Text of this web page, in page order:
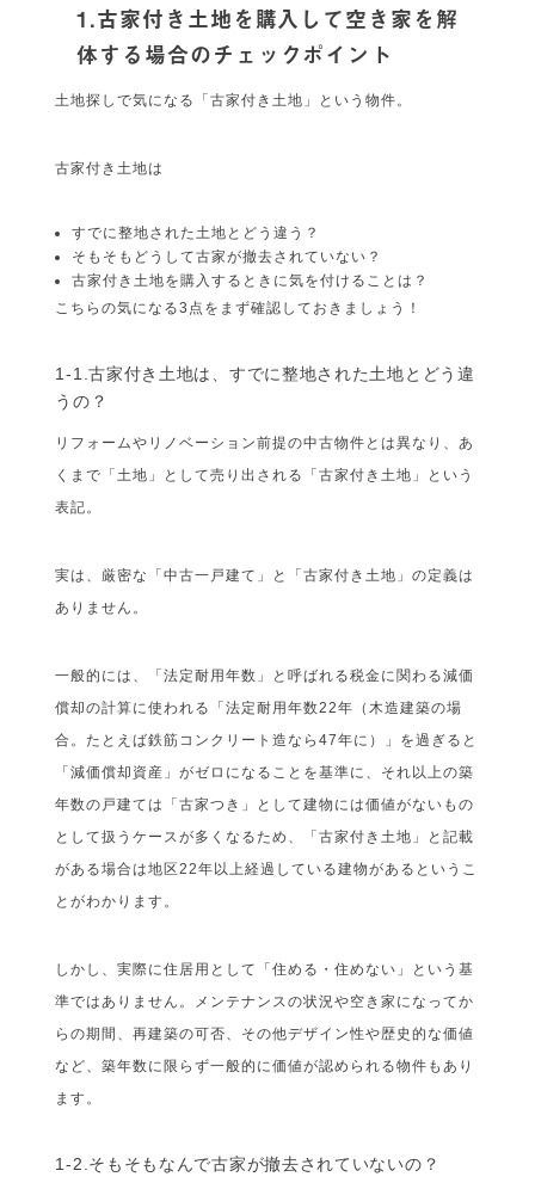
1.古家付き土地を購入して空き家を解
体する場合のチェックポイント
土地探しで気になる「古家付き土地」という物件。
古家付き土地は
すでに整地された土地とどう違う？
そもそもどうして古家が撤去されていない？
古家付き土地を購入するときに気を付けることは？
こちらの気になる3点をまず確認しておきましょう！
1-1.古家付き土地は、すでに整地された土地とどう違
うの？
リフォームやリノベーション前提の中古物件とは異なり、あ
くまで「土地」として売り出される「古家付き土地」という
表記。
実は、厳密な「中古一戸建て」と「古家付き土地」の定義は
ありません。
一般的には、「法定耐用年数」と呼ばれる税金に関わる減価
償却の計算に使われる「法定耐用年数22年（木造建築の場
合。たとえば鉄筋コンクリート造なら47年に）」を過ぎると
「減価償却資産」がゼロになることを基準に、それ以上の築
年数の戸建ては「古家つき」として建物には価値がないもの
として扱うケースが多くなるため、「古家付き土地」と記載
がある場合は地区22年以上経過している建物があるというこ
とがわかります。
しかし、実際に住居用として「住める・住めない」という基
準ではありません。メンテナンスの状況や空き家になってか
らの期間、再建築の可否、その他デザイン性や歴史的な価値
など、築年数に限らず一般的に価値が認められる物件もあり
ます。
1-2.そもそもなんで古家が撤去されていないの？